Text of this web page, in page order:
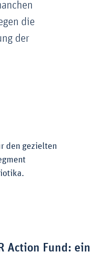
die
der
den gezielten
Action Fund: ein